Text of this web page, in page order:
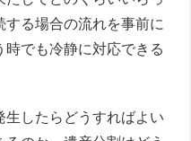
する場合の流れを事前に
でも冷静に対応できる
生したらどうすればよい